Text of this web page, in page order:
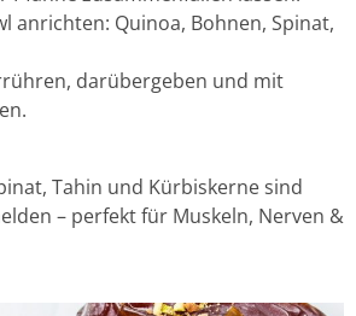
anrichten: Quinoa, Bohnen, Spinat,
darübergeben und mit
Tahin und Kürbiskerne sind
– perfekt für Muskeln, Nerven &